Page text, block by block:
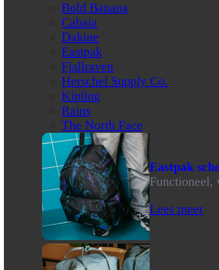
Bold Banana
Cabaia
Dakine
Eastpak
Fjallraven
Herschel Supply Co.
Kipling
Rains
The North Face
Eastpak
Functioneel,
Lees meer